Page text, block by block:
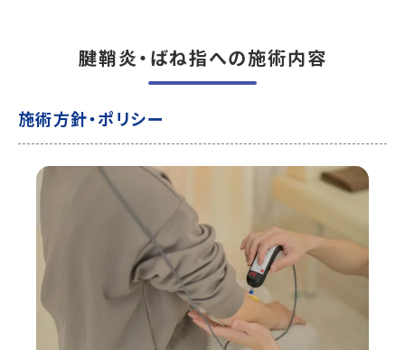
腱鞘炎・ばね指への施術内容
施術方針・ポリシー